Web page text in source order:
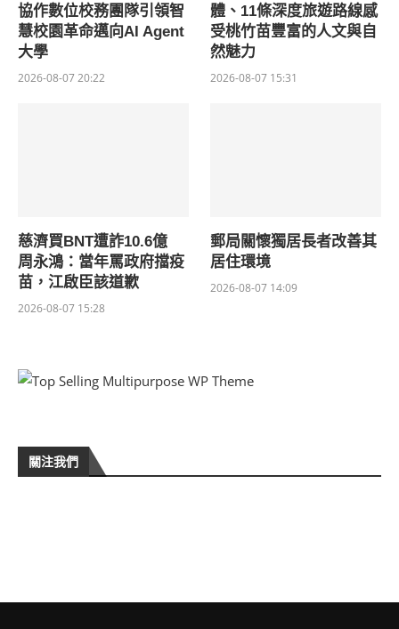
協作數位校務團隊引領智
慧校園革命邁向AI Agent
大學
2026-08-07 20:22
體、11條深度旅遊路線感
受桃竹苗豐富的人文與自
然魅力
2026-08-07 15:31
慈濟買BNT遭詐10.6億
周永鴻：當年罵政府擋疫
苗，江啟臣該道歉
2026-08-07 15:28
郵局關懷獨居長者改善其
居住環境
2026-08-07 14:09
關注我們